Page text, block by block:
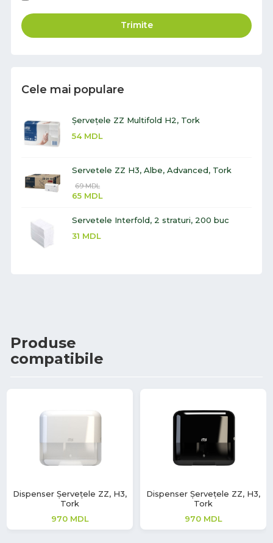
Trimite
Cele mai populare
Șervețele ZZ Multifold H2, Tork
54 MDL
Servetele ZZ H3, Albe, Advanced, Tork
69MDL
65 MDL
Servetele Interfold, 2 straturi, 200 buc
31 MDL
Produse
compatibile
Dispenser Șervețele ZZ, H3,
Tork
970 MDL
Dispenser Șervețele ZZ, H3,
Tork
970 MDL